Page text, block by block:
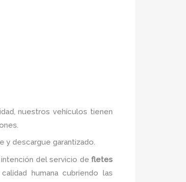
nuestros vehículos tienen
y descargue garantizado.
del servicio de fletes
humana cubriendo las